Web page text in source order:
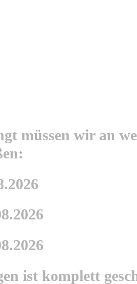
müssen wir an
ist komplett